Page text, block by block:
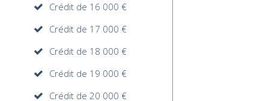
Crédit de 16 000 €
Crédit de 17 000 €
Crédit de 18 000 €
Crédit de 19 000 €
Crédit de 20 000 €